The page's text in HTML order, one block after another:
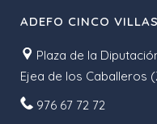
ADEFO CINCO VILLAS
Plaza de la
Ejea de los Caballeros
976 67 72 72